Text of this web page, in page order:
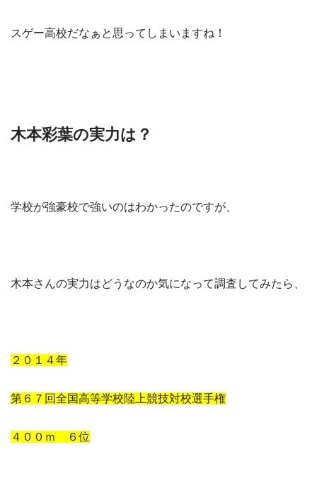
スゲー高校だなぁと思ってしまいますね！
木本彩葉の実力は？
学校が強豪校で強いのはわかったのですが、
木本さんの実力はどうなのか気になって調査してみたら、
２０１４年
第６７回全国高等学校陸上競技対校選手権
４００ｍ ６位